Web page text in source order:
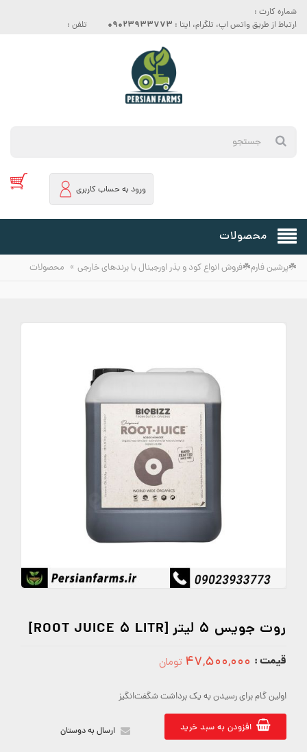
شماره کارت :
ارتباط از طریق واتس اپ، تلگرام، ایتا : 09023933773 تلفن :
ورود به حساب کاربری
محصولات
☘️پرشین فارم☘️فروش انواع کود و بذر اورجینال با برندهای خارجی » محصولات
روت جویس 5 لیتر [ROOT JUICE 5 LITR]
قیمت : ۴۷,۵۰۰,۰۰۰ تومان
اولین گام برای رسیدن به یک برداشت شگفت‌انگیز
افزودن به سبد خرید ارسال به دوستان